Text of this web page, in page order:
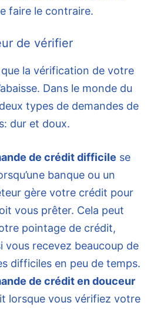
faire le contraire.
de vérifier
que la vérification de votre
Dans le monde du
types de demandes de
dur et doux.
de crédit difficile se
banque ou un
gère votre crédit pour
vous prêter. Cela peut
pointage de crédit,
vous recevez beaucoup de
difficiles en peu de temps.
de crédit en douceur
lorsque vous vérifiez votre